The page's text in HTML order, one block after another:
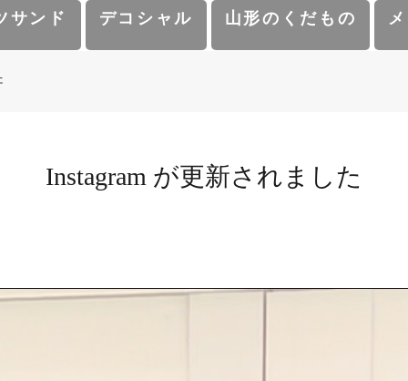
サンド デコシャル 山形のくだもの
Instagram が更新されました